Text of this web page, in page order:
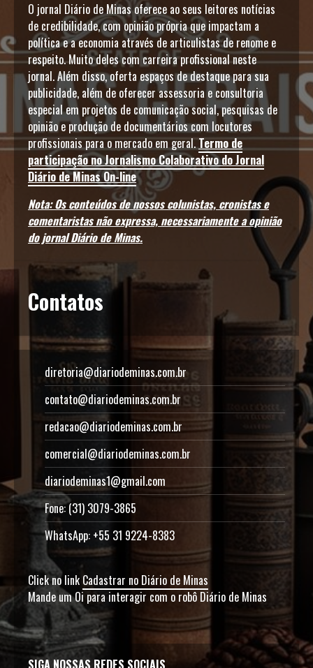
O jornal Diário de Minas oferece ao seus leitores notícias
de credibilidade, com opinião própria que impactam a
política e a economia através de articulistas de renome e
respeito. Muito deles com carreira profissional neste
jornal. Além disso, oferta espaços de destaque para sua
publicidade, além de oferecer assessoria e consultoria
especial em projetos de comunicação social, pesquisas de
opinião e produção de documentários com locutores
profissionais para o mercado em geral.Termo de
participação no Jornalismo Colaborativo do Jornal
Diário de Minas On-line
Nota: Os conteúdos de nossos colunistas, cronistas e
comentaristas não expressa, necessariamente a opinião
do jornal Diário de Minas.
Contatos
diretoria@diariodeminas.com.br
contato@diariodeminas.com.br
redacao@diariodeminas.com.br
comercial@diariodeminas.com.br
diariodeminas1@gmail.com
Fone: (31) 3079-3865
WhatsApp: +55 31 9224-8383
Click no link Cadastrar no Diário de Minas
Mande um Oi para interagir com o robô Diário de Minas
SIGA NOSSAS REDES SOCIAIS